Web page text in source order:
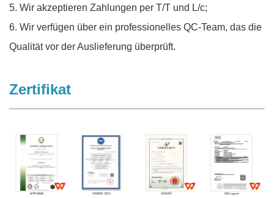
5. Wir akzeptieren Zahlungen per T/T und L/c;
6. Wir verfügen über ein professionelles QC-Team, das die
Qualität vor der Auslieferung überprüft.
Zertifikat